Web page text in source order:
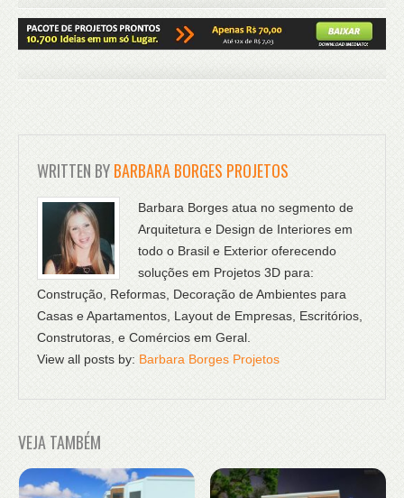
WRITTEN BYBARBARA BORGES PROJETOS
Barbara Borges atua no segmento de
Arquitetura e Design de Interiores em
todo o Brasil e Exterior oferecendo
soluções em Projetos 3D para:
Construção, Reformas, Decoração de Ambientes para
Casas e Apartamentos, Layout de Empresas, Escritórios,
Construtoras, e Comércios em Geral.
View all posts by: Barbara Borges Projetos
VEJA TAMBÉM